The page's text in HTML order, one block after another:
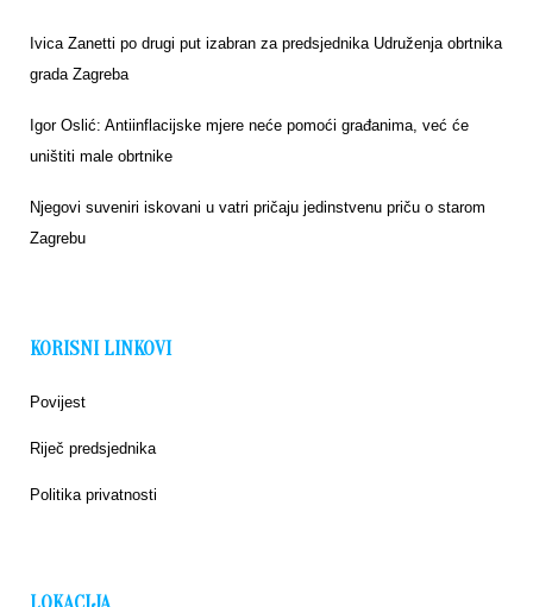
Ivica Zanetti po drugi put izabran za predsjednika Udruženja obrtnika
grada Zagreba
Igor Oslić: Antiinflacijske mjere neće pomoći građanima, već će
uništiti male obrtnike
Njegovi suveniri iskovani u vatri pričaju jedinstvenu priču o starom
Zagrebu
KORISNI LINKOVI
Povijest
Riječ predsjednika
Politika privatnosti